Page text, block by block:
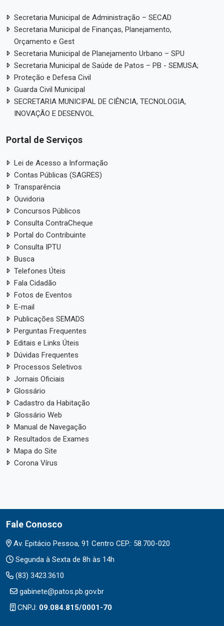
Secretaria Municipal de Administração – SECAD
Secretaria Municipal de Finanças, Planejamento,
Orçamento e Gest
Secretaria Municipal de Planejamento Urbano – SPU
Secretaria Municipal de Saúde de Patos – PB - SEMUSA;
Proteção e Defesa Civil
Guarda Civil Municipal
SECRETARIA MUNICIPAL DE CIÊNCIA, TECNOLOGIA,
INOVAÇÃO E DESENVOL
Portal de Serviços
Lei de Acesso a Informação
Contas Públicas (SAGRES)
Transparência
Ouvidoria
Concursos Públicos
Consulta ContraCheque
Portal do Contribuinte
Consulta IPTU
Busca
Telefones Úteis
Fala Cidadão
Fotos de Eventos
E-mail
Publicações SEMADS
Perguntas Frequentes
Editais e Links Úteis
Dúvidas Frequentes
Processos Seletivos
Jornais Oficiais
Glossário
Cadastro da Habitação
Glossário Web
Manual de Navegação
Resultados de Exames
Mapa do Site
Corona Vírus
Fale Conosco
Av. Epitácio Pessoa, 91 Centro CEP.: 58.700-020
Segunda à Sexta de 8h às 14h
(83) 3423.3610
gabinete@patos.pb.gov.br
CNPJ: 09.084.815/0001-70